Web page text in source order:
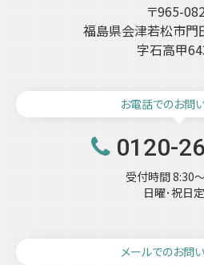
〒965-
福島県会津若松市門
字石高甲
お電話でのお問
0120-
受付時間 8:30
日曜･祝日
メールでのお問